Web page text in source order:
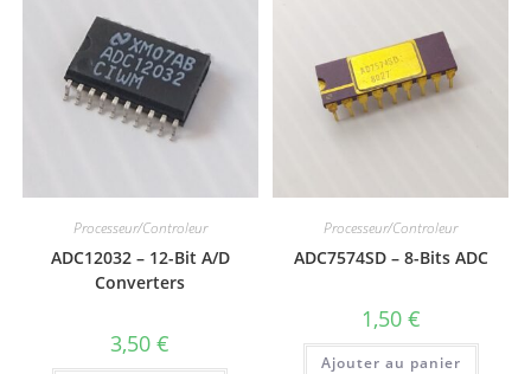
Processeur/Controleur
ADC12032 – 12-Bit A/D
Converters
3,50€
Processeur/Controleur
ADC7574SD – 8-Bits ADC
1,50 €
Ajouter au panier